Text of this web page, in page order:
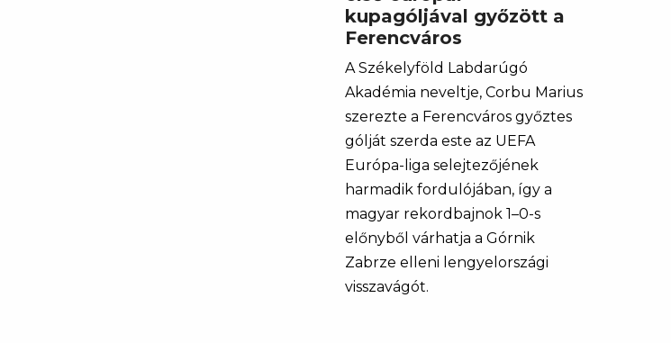
kupagóljával győzött a
Ferencváros
A Székelyföld Labdarúgó
Akadémia neveltje, Corbu Marius
szerezte a Ferencváros győztes
gólját szerda este az UEFA
Európa-liga selejtezőjének
harmadik fordulójában, így a
magyar rekordbajnok 1–0-s
előnyből várhatja a Górnik
Zabrze elleni lengyelországi
visszavágót.